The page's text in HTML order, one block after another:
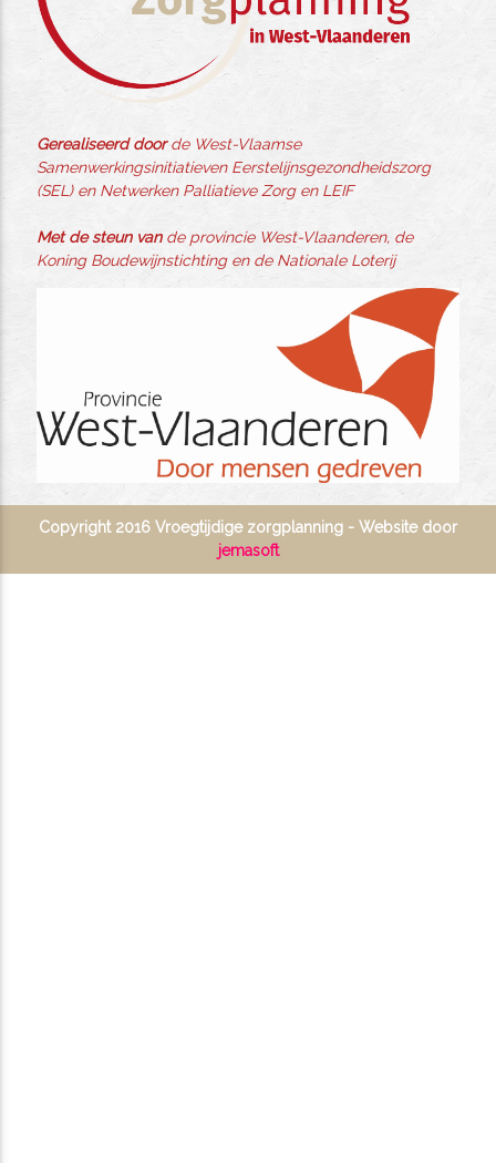
Gerealiseerd doorde West-Vlaamse
Samenwerkingsinitiatieven Eerstelijnsgezondheidszorg
(SEL) en Netwerken Palliatieve Zorg en LEIF
Met de steun vande provincie West-Vlaanderen, de
Koning Boudewijnstichting en de Nationale Loterij
Copyright 2016 Vroegtijdige zorgplanning - Website door
jemasoft